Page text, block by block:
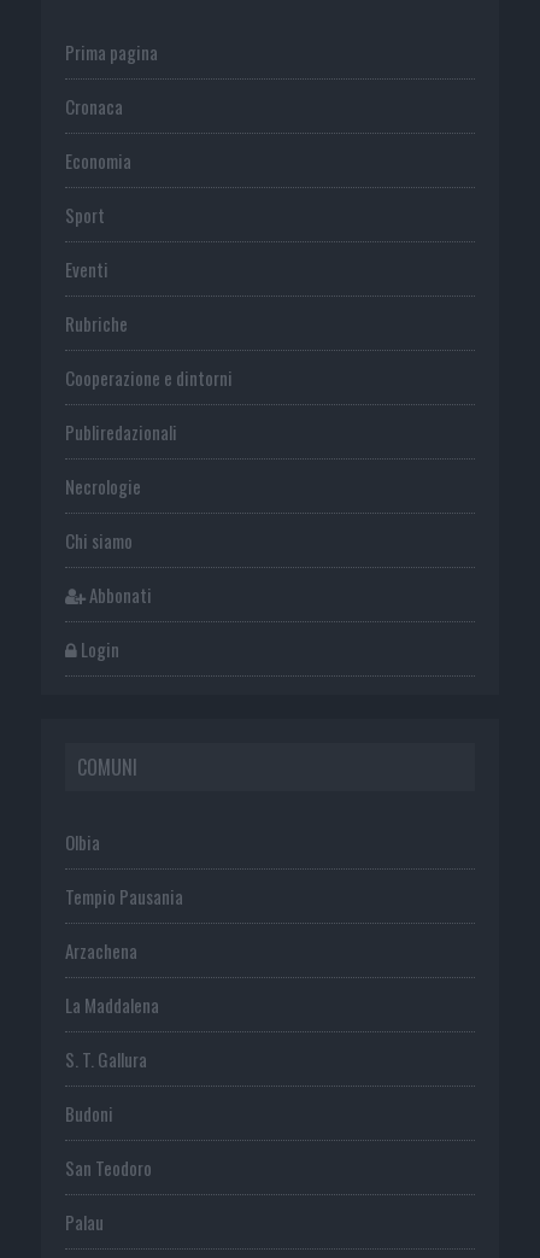
Prima pagina
Cronaca
Economia
Sport
Eventi
Rubriche
Cooperazione e dintorni
Publiredazionali
Necrologie
Chi siamo
Abbonati
Login
COMUNI
Olbia
Tempio Pausania
Arzachena
La Maddalena
S. T. Gallura
Budoni
San Teodoro
Palau